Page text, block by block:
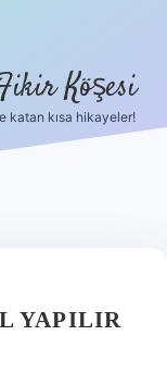
Köşesi
katan kısa hikayeler!
YAPILIR